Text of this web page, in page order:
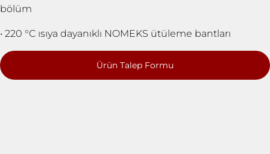
bölüm
• 220 °C ısıya dayanıklı NOMEKS ütüleme bantları
Ürün Talep Formu